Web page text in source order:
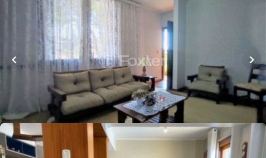
Loft Marketplace
m² 4 quartos• banheiro •1vaga
Rua Graça Aranha , Ideal Novo Hamburgo
Whatsapp
Cód. 269503
R$810.000,00